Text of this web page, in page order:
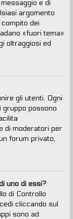
e di
argomento
dei
«fuori tema»
oltraggiosi ed
gli utenti. Ogni
gruppo possono
di moderatori per
forum privato,
uno di essi?
di Controllo
cliccando sul
sono ad